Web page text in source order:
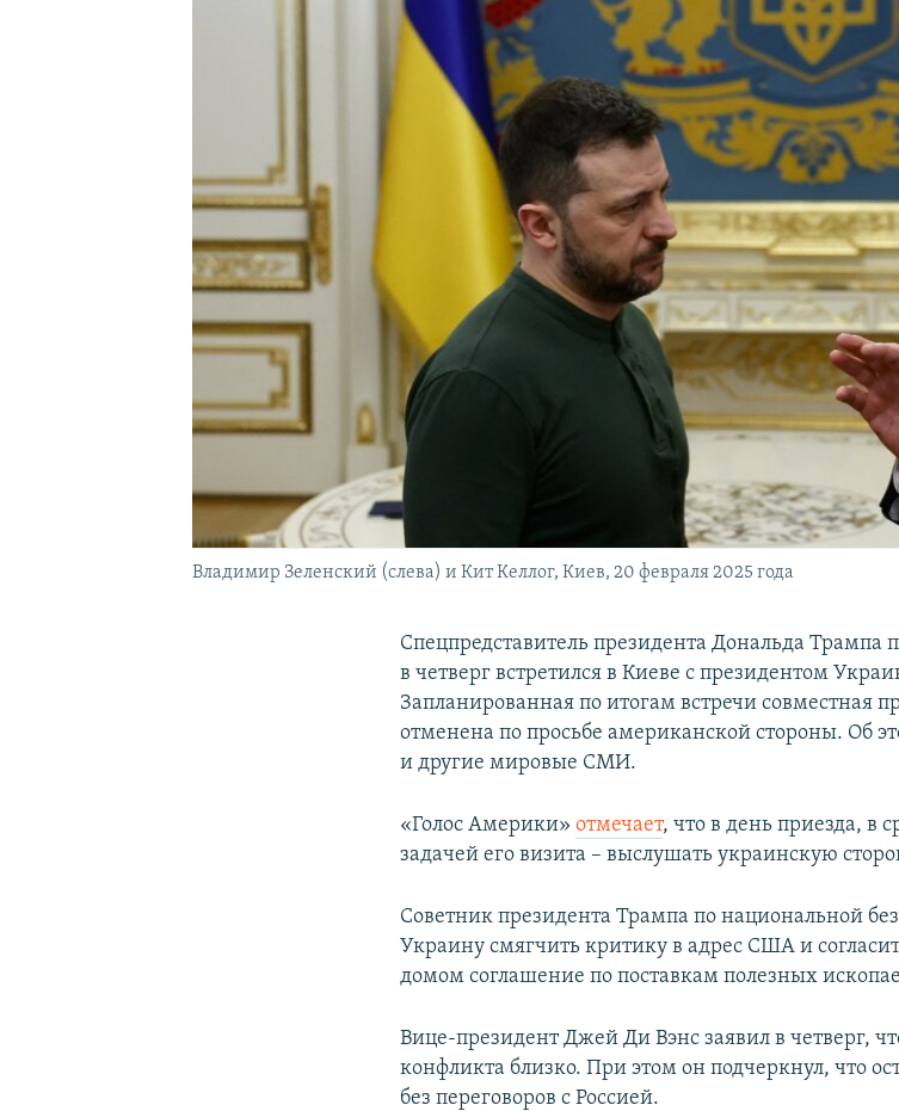
Владимир Зеленский (слева) и Кит Келлог, Киев, 20 февраля 2025 года
Спецпредставитель президента Дональда Трампа
в четверг встретился в Киеве с президентом
Запланированная по итогам встречи совместная
отменена по просьбе американской стороны. Об
и другие мировые СМИ.
«Голос Америки»отмечает, что в день приезда, в
задачей его визита – выслушать украинскую
Советник президента Трампа по национальной
Украину смягчить критику в адрес США и
домом соглашение по поставкам полезных
Вице-президент Джей Ди Вэнс заявил в четверг,
конфликта близко. При этом он подчеркнул, что
без переговоров с Россией.